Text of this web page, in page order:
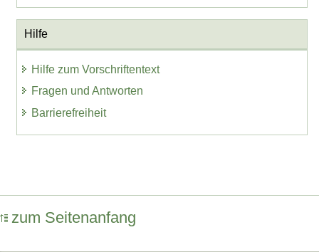
Hilfe
Hilfe zum Vorschriftentext
Fragen und Antworten
Barrierefreiheit
zum Seitenanfang